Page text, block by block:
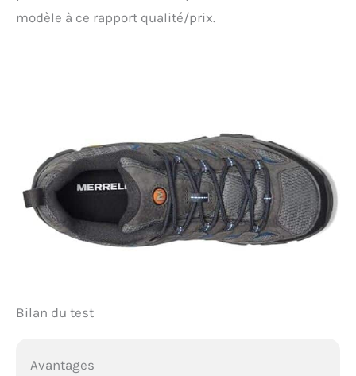
modèle à ce rapport qualité/prix.
Bilan du test
Avantages